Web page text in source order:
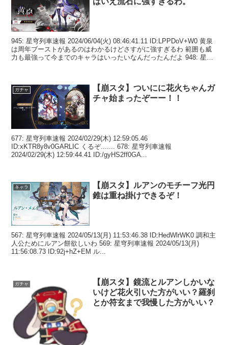
945: 星穹列車速報 2024/06/04(火) 08:46:41.11 ID:LPPDoV+W0 黄泉
は周年ブーストがあるのはわかるけどさすがに強すぎるわ 範囲も威
力も最強って今までのキャラはいったいなんだったんだよ 948: 星穹
ガチャ
【崩スタ】ついにに花火ちゃんガ
チャ始まったぞーー！！
677: 星穹列車速報 2024/02/29(木) 12:59:05.46
ID:xKTR8y8v0GARLIC くるぞ....... 678: 星穹列車速報
2024/02/29(木) 12:59:44.41 ID:/gyHS2ff0GA...
キャラ
【崩スタ】ルアンのモチーフ光円
錐は重ね掛けできるぞ！
567: 星穹列車速報 2024/05/13(月) 11:53:46.38 ID:HedWlrWK0 調和主
人公ためにルアン餅欲しいわ 569: 星穹列車速報 2024/05/13(月)
11:56:08.73 ID:92j+hZ+EM ル...
ガチャ
【崩スタ】鏡流とルアンしかいな
いけど花火引いた方がいい？羅刹
とか符玄まで我慢した方がいい？